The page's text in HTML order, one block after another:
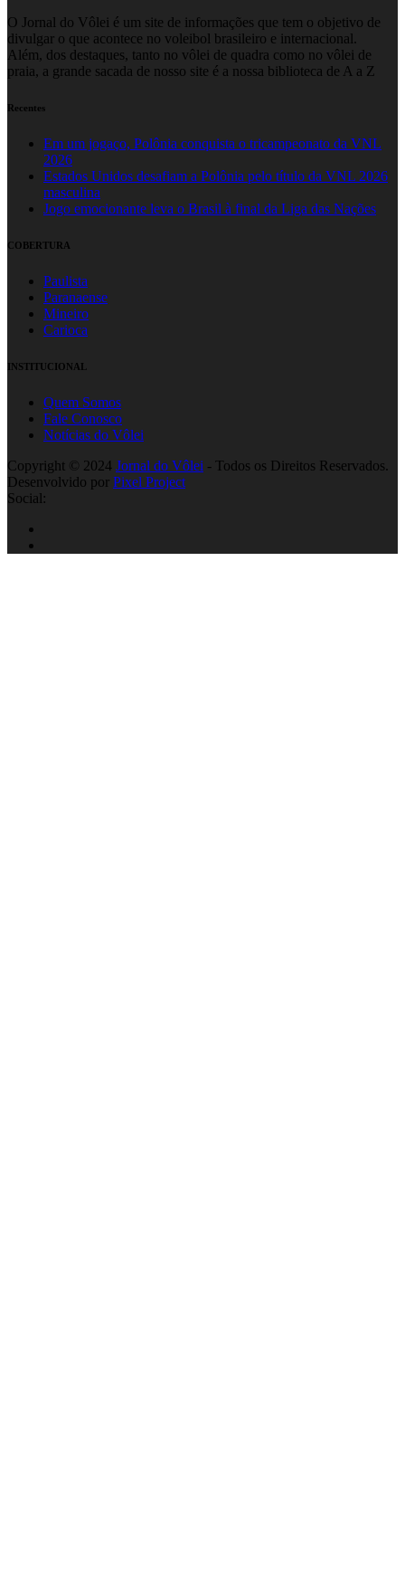
O Jornal do Vôlei é um site de informações que tem o objetivo de
divulgar o que acontece no voleibol brasileiro e internacional.
Além, dos destaques, tanto no vôlei de quadra como no vôlei de
praia, a grande sacada de nosso site é a nossa biblioteca de A a Z
Recentes
Em um jogaço, Polônia conquista o tricampeonato da VNL
2026
Estados Unidos desafiam a Polônia pelo título da VNL 2026
masculina
Jogo emocionante leva o Brasil à final da Liga das Nações
COBERTURA
Paulista
Paranaense
Mineiro
Carioca
INSTITUCIONAL
Quem Somos
Fale Conosco
Notícias do Vôlei
Copyright © 2024 Jornal do Vôlei - Todos os Direitos Reservados.
Desenvolvido por Pixel Project
Social: